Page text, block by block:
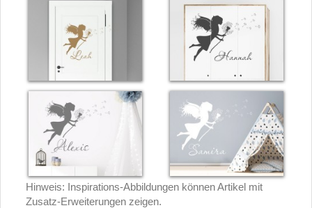
Hinweis: Inspirations-Abbildungen können Artikel mit
Zusatz-Erweiterungen zeigen.